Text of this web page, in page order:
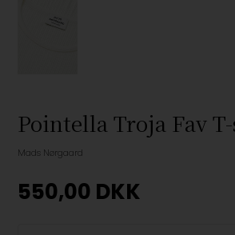
Pointella Troja Fav
Mads Nørgaard
550,00 DKK